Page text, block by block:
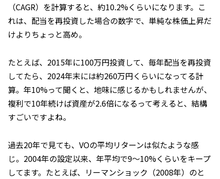
（CAGR）を計算すると、約10.2%くらいになります。こ
れは、配当を再投資した場合の数字で、単純な株価上昇だ
けよりちょっと高め。
たとえば、2015年に100万円投資して、毎年配当を再投資
してたら、2024年末には約260万円くらいになってる計
算。年10%って聞くと、地味に感じるかもしれませんが、
複利で10年続けば資産が2.6倍になるって考えると、結構
すごいですよね。
過去20年で見ても、VOの平均リターンは似たような感
じ。2004年の設定以来、年平均で9～10%くらいをキープ
してます。たとえば、リーマンショック（2008年）のと